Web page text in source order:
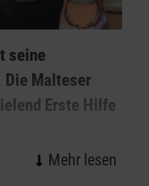
seine
Die Malteser
Erste Hilfe
Kinder und